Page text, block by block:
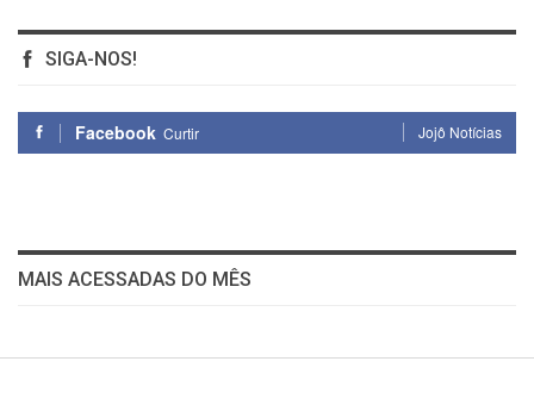
SIGA-NOS!
Facebook Curtir Jojô Notícias
MAIS ACESSADAS DO MÊS